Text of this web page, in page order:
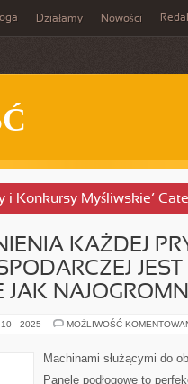
Działamy Nowości
i Konkursy Myśliwskie’
KAŻDEJ
JEST
JAK
- 2025 MOŻLIWOŚĆ
Machinami służącymi do
Panele podłogowe to